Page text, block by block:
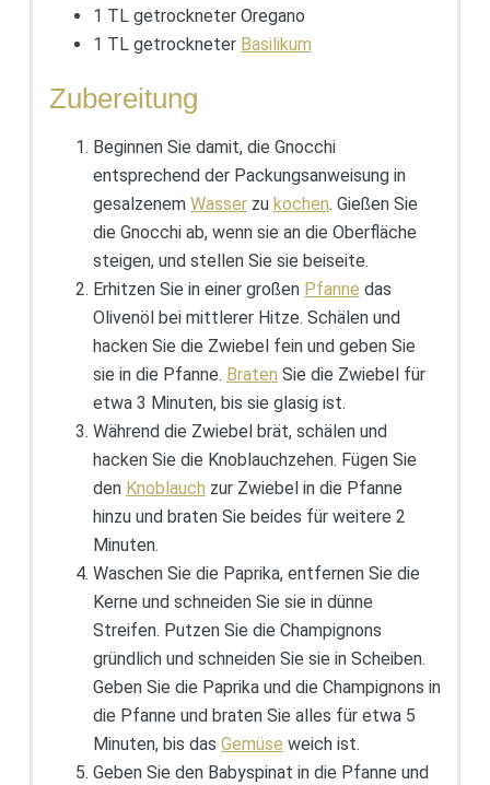
1 TL getrockneter Oregano
1 TL getrockneter Basilikum
Zubereitung
Beginnen Sie damit, die Gnocchi
entsprechend der Packungsanweisung in
gesalzenem Wasserzu kochen. Gießen Sie
die Gnocchi ab, wenn sie an die Oberfläche
steigen, und stellen Sie sie beiseite.
Erhitzen Sie in einer großen Pfanne das
Olivenöl bei mittlerer Hitze. Schälen und
hacken Sie die Zwiebel fein und geben Sie
sie in die Pfanne. Braten Sie die Zwiebel für
etwa 3 Minuten, bis sie glasig ist.
Während die Zwiebel brät, schälen und
hacken Sie die Knoblauchzehen. Fügen Sie
den Knoblauch zur Zwiebel in die Pfanne
hinzu und braten Sie beides für weitere 2
Minuten.
Waschen Sie die Paprika, entfernen Sie die
Kerne und schneiden Sie sie in dünne
Streifen. Putzen Sie die Champignons
gründlich und schneiden Sie sie in Scheiben.
Geben Sie die Paprika und die Champignons in
die Pfanne und braten Sie alles für etwa 5
Minuten, bis das Gemüse weich ist.
Geben Sie den Babyspinat in die Pfanne und